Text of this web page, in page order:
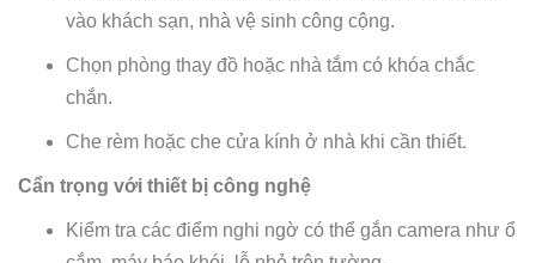
vào khách sạn, nhà vệ sinh công cộng.
Chọn phòng thay đồ hoặc nhà tắm có khóa chắc
chắn.
Che rèm hoặc che cửa kính ở nhà khi cần thiết.
Cẩn trọng với thiết bị công nghệ
Kiểm tra các điểm nghi ngờ có thể gắn camera như ổ